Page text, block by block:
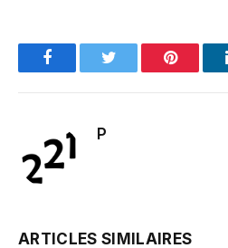
FacebookTwitter
P
ARTICLES SIMILAIRES